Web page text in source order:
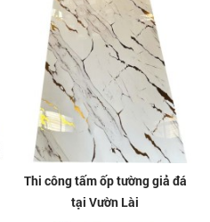
Thi công tấm ốp tường giả đá
tại Vườn Lài